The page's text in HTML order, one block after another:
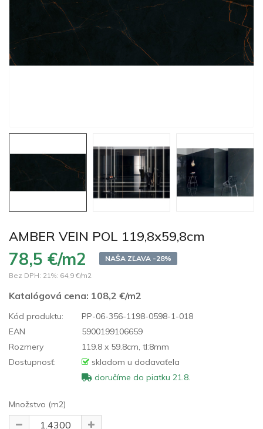
AMBER VEIN POL 119,8x59,8cm
78,5 €/m2
NAŠA ZĽAVA -28%
Bez DPH: 21%: 64,9 €/m2
Katalógová cena: 108,2 €/m2
Kód produktu:
PP-06-356-1198-0598-1-018
EAN
5900199106659
Rozmery
119.8 x 59.8cm, tl:8mm
Dostupnosť:
skladom u dodavaťela
doručíme do piatku 21.8.
Množstvo (m2)